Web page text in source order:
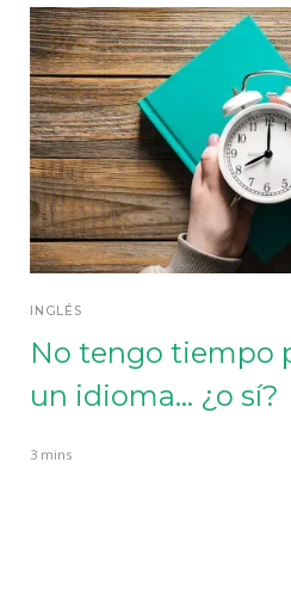
INGLÉS
No tengo tiempo
un idioma... ¿o sí?
3 mins